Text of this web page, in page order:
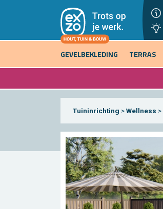
GEVELBEKLEDING
TERRAS
Tuininrichting >Wellness >